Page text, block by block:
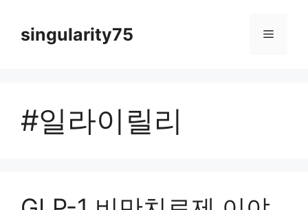
singularity75 메
#일라이릴리